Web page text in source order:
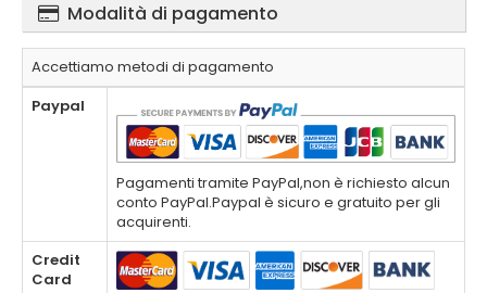
Modalità di pagamento
Accettiamo metodi di pagamento
Paypal
Pagamenti tramite PayPal,non è richiesto alcun
conto PayPal.Paypal è sicuro e gratuito per gli
acquirenti.
Credit
Card